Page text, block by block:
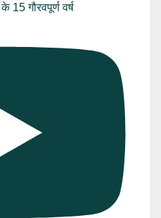
गौरवपूर्ण वर्ष